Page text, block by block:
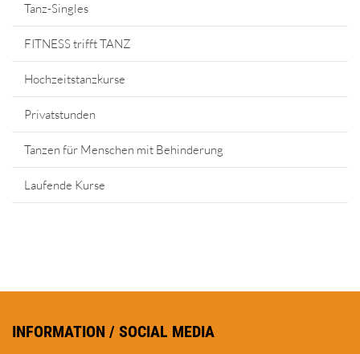
Tanz-Singles
FITNESS trifft TANZ
Hochzeitstanzkurse
Privatstunden
Tanzen für Menschen mit Behinderung
Laufende Kurse
INFORMATION / SOCIAL MEDIA